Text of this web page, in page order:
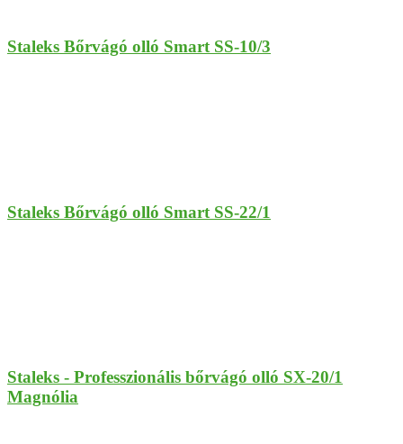
Staleks Bőrvágó olló Smart SS-10/3
Staleks Bőrvágó olló Smart SS-22/1
Staleks - Professzionális bőrvágó olló SX-20/1
Magnólia